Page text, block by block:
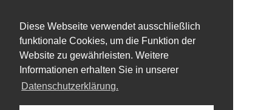
Diese Webseite verwendet ausschließlich
funktionale Cookies, um die Funktion der
Website zu gewährleisten. Weitere
Informationen erhalten Sie in unserer
Datenschutzerklärung.